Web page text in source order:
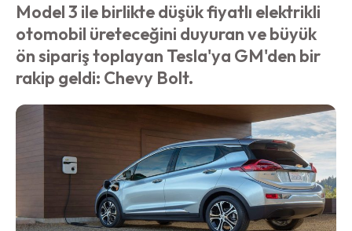
Model 3 ile birlikte düşük fiyatlı elektrikli
otomobil üreteceğini duyuran ve büyük
ön sipariş toplayan Tesla'ya GM'den bir
rakip geldi: Chevy Bolt.